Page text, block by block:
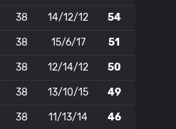
38 14/12/12 54
38 15/6/17 51
38 12/14/12 50
38 13/10/15 49
38 11/13/14 46